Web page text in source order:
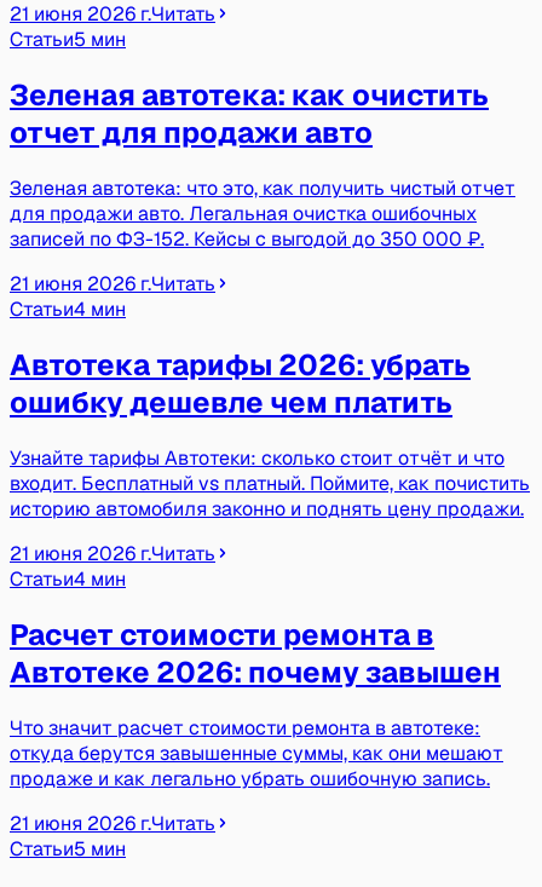
21 июня 2026 г.Читать
Статьи5 мин
Зеленая автотека: как очистить
отчет для продажи авто
Зеленая автотека: что это, как получить чистый отчет
для продажи авто. Легальная очистка ошибочных
записей по ФЗ-152. Кейсы с выгодой до 350 000 ₽.
21 июня 2026 г.Читать
Статьи4 мин
Автотека тарифы 2026: убрать
ошибку дешевле чем платить
Узнайте тарифы Автотеки: сколько стоит отчёт и что
входит. Бесплатный vs платный. Поймите, как почистить
историю автомобиля законно и поднять цену продажи.
21 июня 2026 г.Читать
Статьи4 мин
Расчет стоимости ремонта в
Автотеке 2026: почему завышен
Что значит расчет стоимости ремонта в автотеке:
откуда берутся завышенные суммы, как они мешают
продаже и как легально убрать ошибочную запись.
21 июня 2026 г.Читать
Статьи5 мин